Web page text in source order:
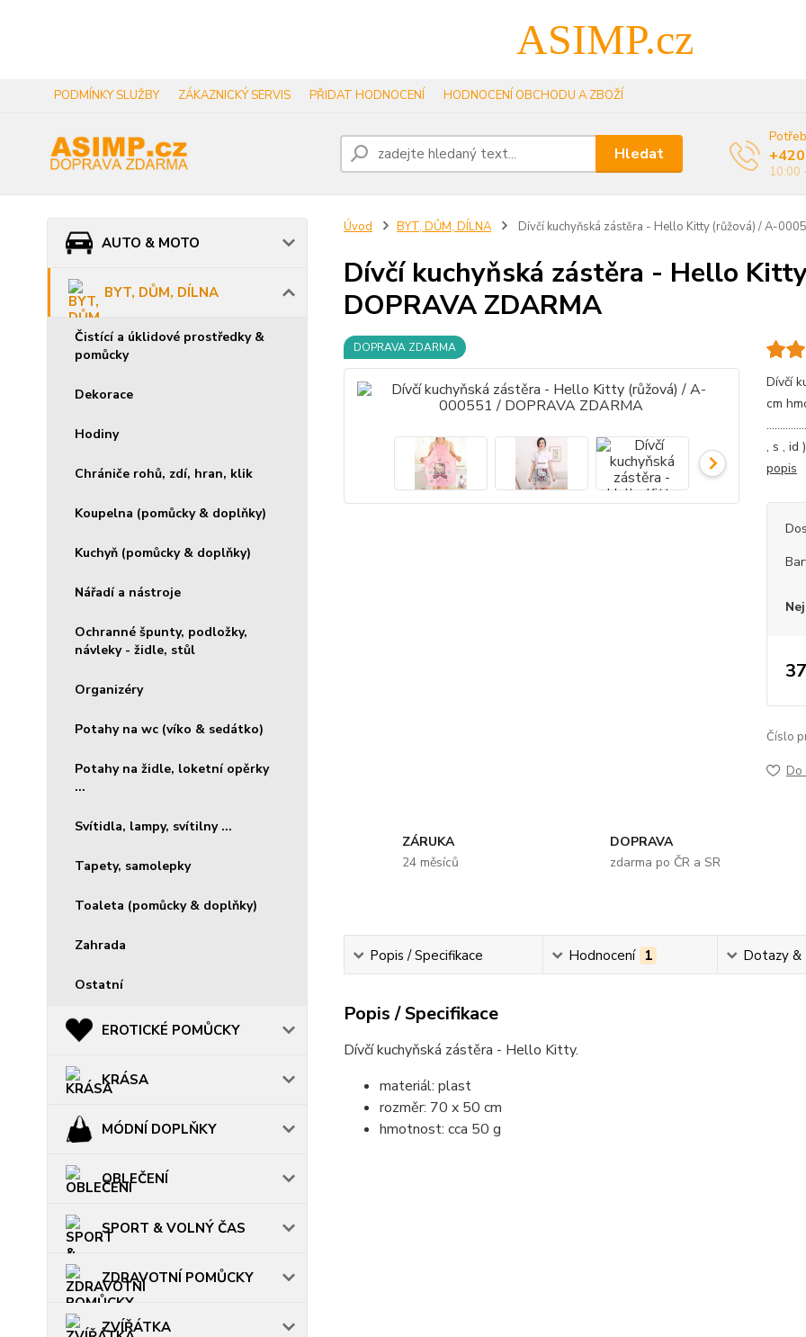
ASIMP.cz
PODMÍNKY SLUŽBY ZÁKAZNICKÝ SERVIS PŘIDAT HODNOCENÍ HODNOCENÍ OBCHODU A ZBOŽÍ
Hledat
10:00
AUTO & MOTO
BYT, DŮM, DÍLNA
Čistící a úklidové prostředky &
pomůcky
Dekorace
Hodiny
Chrániče rohů, zdí, hran, klik
Koupelna (pomůcky & doplňky)
Kuchyň (pomůcky & doplňky)
Nářadí a nástroje
Ochranné špunty, podložky,
návleky - židle, stůl
Organizéry
Potahy na wc (víko & sedátko)
Potahy na židle, loketní opěrky
...
Svítidla, lampy, svítilny ...
Tapety, samolepky
Toaleta (pomůcky & doplňky)
Zahrada
Ostatní
EROTICKÉ POMŮCKY
KRÁSA
MÓDNÍ DOPLŇKY
OBLEČENÍ
SPORT & VOLNÝ ČAS
ZDRAVOTNÍ POMŮCKY
ZVÍŘÁTKA
Úvod BYT, DŮM, DÍLNA Dívčí kuchyňská zástěra - Hello Kitty (růžová) / A-
Dívčí kuchyňská zástěra - Hello
DOPRAVA ZDARMA
DOPRAVA ZDARMA
Dívčí
cm
, s , id
popis
Číslo
Do
ZÁRUKA
24 měsíců
DOPRAVA
zdarma po ČR a SR
Popis / Specifikace Hodnocení 1 Dotazy &
Popis / Specifikace
Dívčí kuchyňská zástěra - Hello Kitty.
materiál: plast
rozměr: 70 x 50 cm
hmotnost: cca 50 g